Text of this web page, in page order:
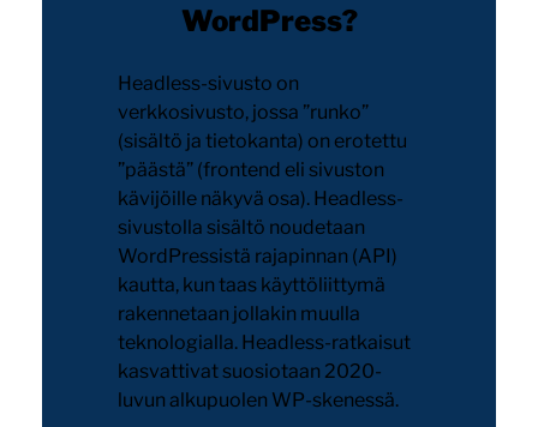
WordPress?
Headless-sivusto on
verkkosivusto, jossa ”runko”
(sisältö ja tietokanta) on erotettu
”päästä” (frontend eli sivuston
kävijöille näkyvä osa). Headless-
sivustolla sisältö noudetaan
WordPressistä rajapinnan (API)
kautta, kun taas käyttöliittymä
rakennetaan jollakin muulla
teknologialla. Headless-ratkaisut
kasvattivat suosiotaan 2020-
luvun alkupuolen WP-skenessä.